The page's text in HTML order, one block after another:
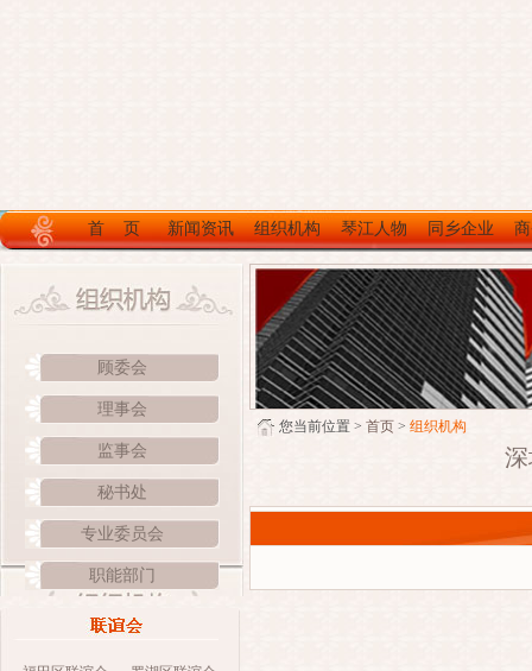
首 页 新闻资讯 组织机构 琴江人物 同乡企业
顾委会
理事会
监事会
秘书处
专业委员会
职能部门
您当前位置 > 首页 > 组织机构